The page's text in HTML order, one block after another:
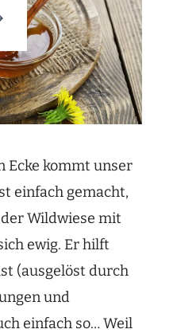
Ecke kommt unser
einfach gemacht,
Wildwiese mit
ewig. Er hilft
(ausgelöst durch
und
einfach so… Weil